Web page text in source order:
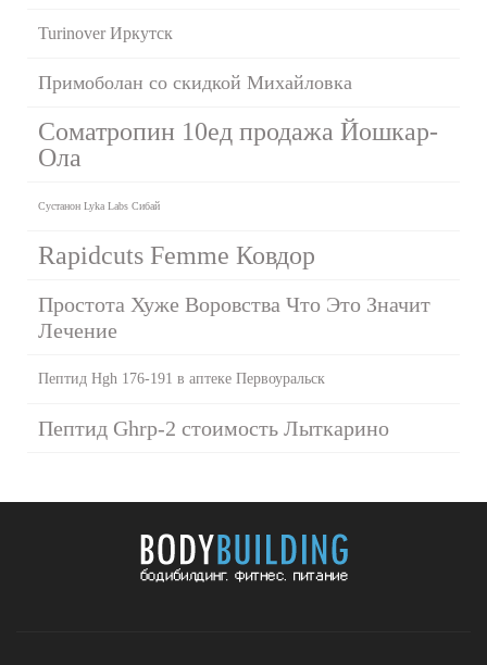
Turinover Иркутск
Примоболан со скидкой Михайловка
Cоматропин 10ед продажа Йошкар-
Ола
Сустанон Lyka Labs Сибай
Rapidcuts Femme Ковдор
Простота Хуже Воровства Что Это Значит
Лечение
Пептид Hgh 176-191 в аптеке Первоуральск
Пептид Ghrp-2 стоимость Лыткарино